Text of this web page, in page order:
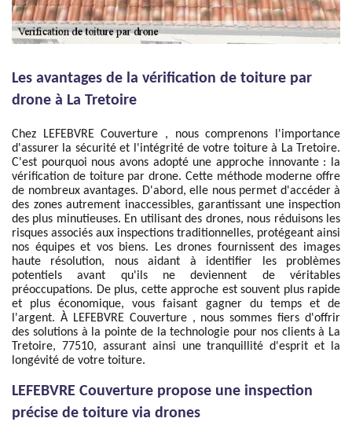
Les avantages de la vérification de toiture par
drone à La Tretoire
Chez LEFEBVRE Couverture , nous comprenons l'importance
d'assurer la sécurité et l'intégrité de votre toiture à La Tretoire.
C'est pourquoi nous avons adopté une approche innovante : la
vérification de toiture par drone. Cette méthode moderne offre
de nombreux avantages. D'abord, elle nous permet d'accéder à
des zones autrement inaccessibles, garantissant une inspection
des plus minutieuses. En utilisant des drones, nous réduisons les
risques associés aux inspections traditionnelles, protégeant ainsi
nos équipes et vos biens. Les drones fournissent des images
haute résolution, nous aidant à identifier les problèmes
potentiels avant qu'ils ne deviennent de véritables
préoccupations. De plus, cette approche est souvent plus rapide
et plus économique, vous faisant gagner du temps et de
l'argent. À LEFEBVRE Couverture , nous sommes fiers d'offrir
des solutions à la pointe de la technologie pour nos clients à La
Tretoire, 77510, assurant ainsi une tranquillité d'esprit et la
longévité de votre toiture.
LEFEBVRE Couverture propose une inspection
précise de toiture via drones